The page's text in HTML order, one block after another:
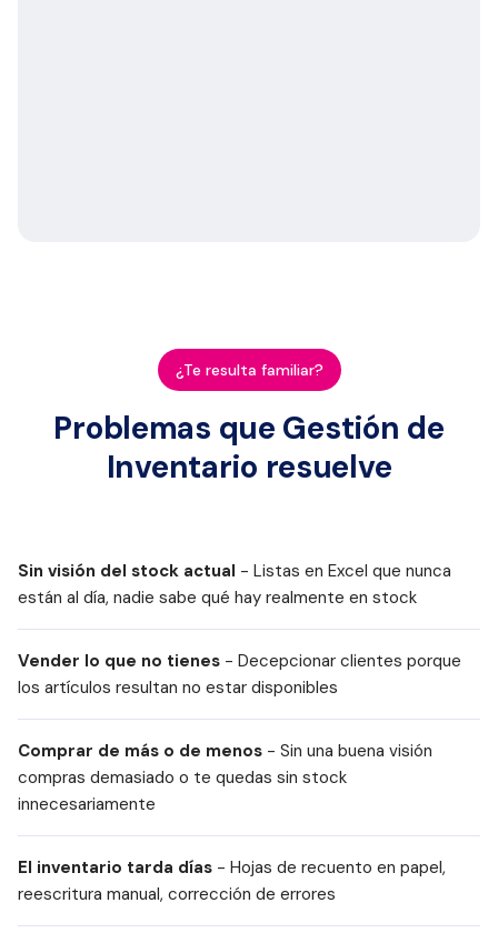
¿Te resulta familiar?
Problemas que Gestión de
Inventario resuelve
Sin visión del stock actual - Listas en Excel que nunca
están al día, nadie sabe qué hay realmente en stock
Vender lo que no tienes - Decepcionar clientes porque
los artículos resultan no estar disponibles
Comprar de más o de menos - Sin una buena visión
compras demasiado o te quedas sin stock
innecesariamente
El inventario tarda días - Hojas de recuento en papel,
reescritura manual, corrección de errores